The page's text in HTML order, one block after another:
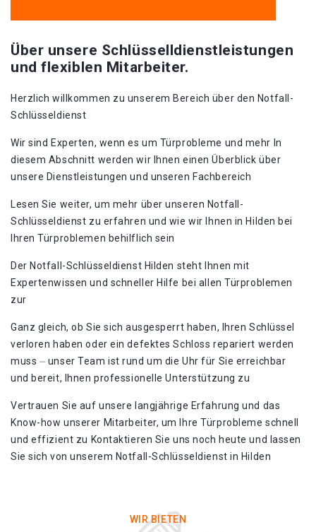
Über unsere Schlüsselldienstleistungen
und flexiblen Mitarbeiter.
Herzlich willkommen zu unserem Bereich über den Notfall-
Schlüsseldienst
Wir sind Experten, wenn es um Türprobleme und mehr In
diesem Abschnitt werden wir Ihnen einen Überblick über
unsere Dienstleistungen und unseren Fachbereich
Lesen Sie weiter, um mehr über unseren Notfall-
Schlüsseldienst zu erfahren und wie wir Ihnen in Hilden bei
Ihren Türproblemen behilflich sein
Der Notfall-Schlüsseldienst Hilden steht Ihnen mit
Expertenwissen und schneller Hilfe bei allen Türproblemen
zur
Ganz gleich, ob Sie sich ausgesperrt haben, Ihren Schlüssel
verloren haben oder ein defektes Schloss repariert werden
muss ⏤ unser Team ist rund um die Uhr für Sie erreichbar
und bereit, Ihnen professionelle Unterstützung zu
Vertrauen Sie auf unsere langjährige Erfahrung und das
Know-how unserer Mitarbeiter, um Ihre Türprobleme schnell
und effizient zu Kontaktieren Sie uns noch heute und lassen
Sie sich von unserem Notfall-Schlüsseldienst in Hilden
WIR BIETEN